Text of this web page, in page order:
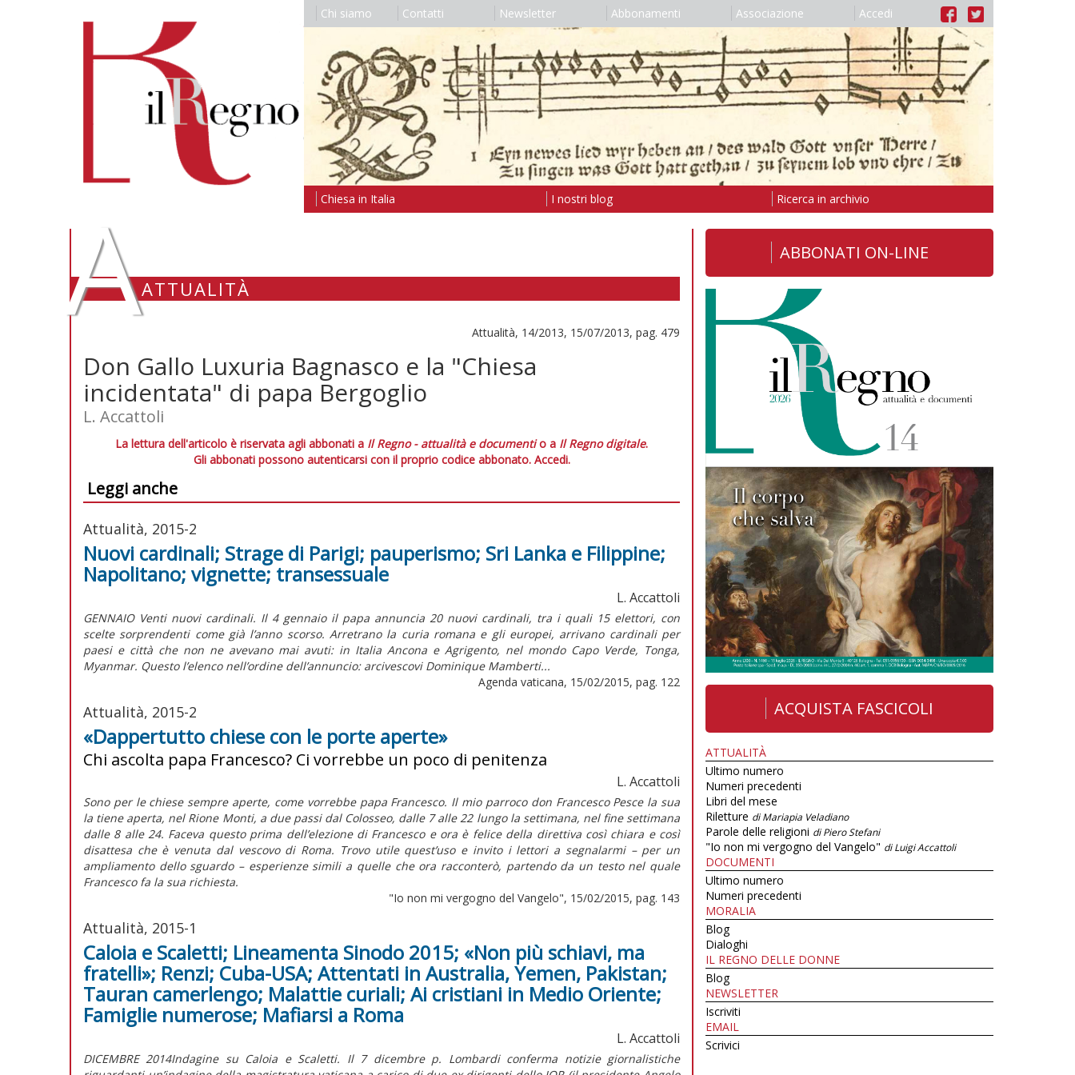
Chi siamo Contatti Newsletter Abbonamenti Associazione Accedi
Chiesa in Italia I nostri blog Ricerca in archivio
AATTUALITÀ
Attualità, 14/2013, 15/07/2013, pag. 479
Don Gallo Luxuria Bagnasco e la "Chiesa
incidentata" di papa Bergoglio
L. Accattoli
La lettura dell'articolo è riservata agli abbonati a Il Regno - attualità e documentio a Il Regno digitale.
Gli abbonati possono autenticarsi con il proprio codice abbonato. Accedi.
Leggi anche
Attualità, 2015-2
Nuovi cardinali; Strage di Parigi; pauperismo; Sri Lanka e Filippine;
Napolitano; vignette; transessuale
L. Accattoli
GENNAIO Venti nuovi cardinali. Il 4 gennaio il papa annuncia 20 nuovi cardinali, tra i quali 15 elettori, con
scelte sorprendenti come già l’anno scorso. Arretrano la curia romana e gli europei, arrivano cardinali per
paesi e città che non ne avevano mai avuti: in Italia Ancona e Agrigento, nel mondo Capo Verde, Tonga,
Myanmar. Questo l’elenco nell’ordine dell’annuncio: arcivescovi Dominique Mamberti...
Agenda vaticana, 15/02/2015, pag. 122
Attualità, 2015-2
«Dappertutto chiese con le porte aperte»
Chi ascolta papa Francesco? Ci vorrebbe un poco di penitenza
L. Accattoli
Sono per le chiese sempre aperte, come vorrebbe papa Francesco. Il mio parroco don Francesco Pesce la sua
la tiene aperta, nel Rione Monti, a due passi dal Colosseo, dalle 7 alle 22 lungo la settimana, nel fine settimana
dalle 8 alle 24. Faceva questo prima dell’elezione di Francesco e ora è felice della direttiva così chiara e così
disattesa che è venuta dal vescovo di Roma. Trovo utile quest’uso e invito i lettori a segnalarmi – per un
ampliamento dello sguardo – esperienze simili a quelle che ora racconterò, partendo da un testo nel quale
Francesco fa la sua richiesta.
"Io non mi vergogno del Vangelo", 15/02/2015, pag. 143
Attualità, 2015-1
Caloia e Scaletti; Lineamenta Sinodo 2015; «Non più schiavi, ma
fratelli»; Renzi; Cuba-USA; Attentati in Australia, Yemen, Pakistan;
Tauran camerlengo; Malattie curiali; Ai cristiani in Medio Oriente;
Famiglie numerose; Mafiarsi a Roma
L. Accattoli
DICEMBRE 2014Indagine su Caloia e Scaletti. Il 7 dicembre p. Lombardi conferma notizie giornalistiche
ABBONATI ON-LINE
ACQUISTA FASCICOLI
ATTUALITÀ
Ultimo numero
Numeri precedenti
Libri del mese
Riletture di Mariapia Veladiano
Parole delle religioni di Piero Stefani
"Io non mi vergogno del Vangelo" di Luigi Accattoli
DOCUMENTI
Ultimo numero
Numeri precedenti
MORALIA
Blog
Dialoghi
IL REGNO DELLE DONNE
Blog
NEWSLETTER
Iscriviti
EMAIL
Scrivici